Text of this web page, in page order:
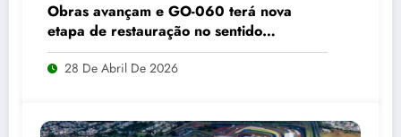
Obras avançam e GO-060 terá nova
etapa de restauração no sentido
Goiânia–Trindade a partir de maio
28 De Abril De 2026